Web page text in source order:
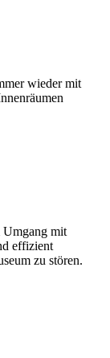
wieder mit
Umgang mit
effizient
zu stören.